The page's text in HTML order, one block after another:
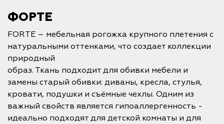
ФОРТЕ
FORTE – мебельная рогожка крупного плетения с
натуральными оттенками, что создает коллекции
природный
образ. Ткань подходит для обивки мебели и
замены старый обивки: диваны, кресла, стулья,
кровати, подушки и съёмные чехлы. Одним из
важный свойств является гипоаллергенность -
идеально подходят для детской комнаты и для